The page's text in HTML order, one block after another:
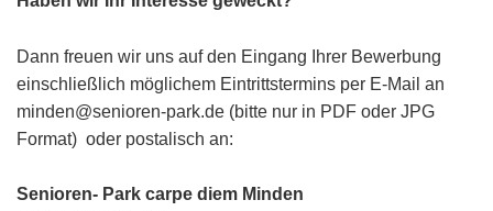
Dann freuen wir uns auf den Eingang Ihrer Bewerbung
einschließlich möglichem Eintrittstermins per E-Mail an
minden@senioren-park.de (bitte nur in PDF oder JPG
Format) oder postalisch an:
Senioren- Park carpe diem Minden